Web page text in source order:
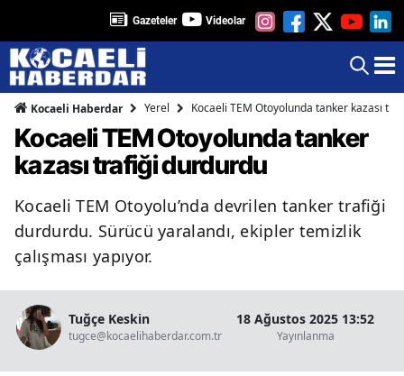
Gazeteler Videolar
Kocaeli Haberdar Yerel Kocaeli TEM Otoyolunda tanker kazası
Kocaeli TEM Otoyolunda tanker
kazası trafiği durdurdu
Kocaeli TEM Otoyolu’nda devrilen tanker trafiği
durdurdu. Sürücü yaralandı, ekipler temizlik
çalışması yapıyor.
Tuğçe Keskin
tugce@kocaelihaberdar.com.tr
18 Ağustos 2025 13:52
Yayınlanma